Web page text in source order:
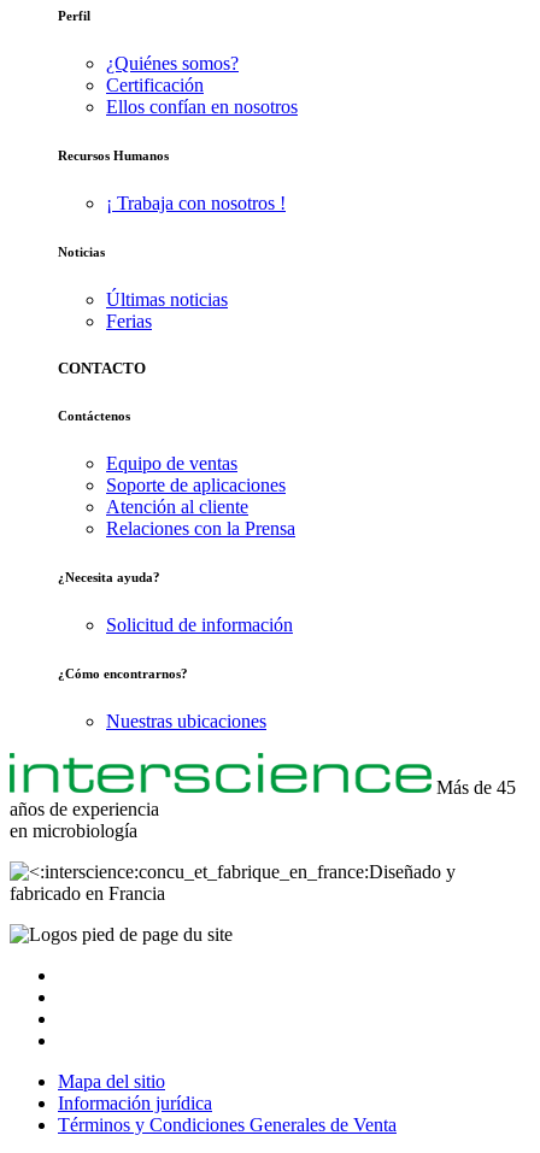
Perfil
¿Quiénes somos?
Certificación
Ellos confían en nosotros
Recursos Humanos
¡ Trabaja con nosotros !
Noticias
Últimas noticias
Ferias
CONTACTO
Contáctenos
Equipo de ventas
Soporte de aplicaciones
Atención al cliente
Relaciones con la Prensa
¿Necesita ayuda?
Solicitud de información
¿Cómo encontrarnos?
Nuestras ubicaciones
Más de 45
años de experiencia
en microbiología
Diseñado y
fabricado en Francia
Mapa del sitio
Información jurídica
Términos y Condiciones Generales de Venta